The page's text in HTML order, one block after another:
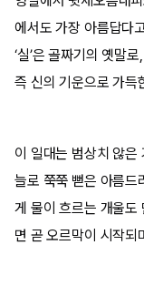
에서도 가장 아름답다
‘실’은 골짜기의 옛말
즉 신의 기운으로 가득
이 일대는 범상치 않은
늘로 쭉쭉 뻗은 아름드
게 물이 흐르는 개울도
면 곧 오르막이 시작되